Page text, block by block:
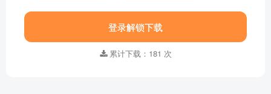
登录解锁下载
累计下载：181 次